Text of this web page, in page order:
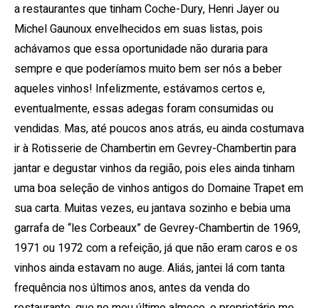
a restaurantes que tinham Coche-Dury, Henri Jayer ou
Michel Gaunoux envelhecidos em suas listas, pois
achávamos que essa oportunidade não duraria para
sempre e que poderíamos muito bem ser nós a beber
aqueles vinhos! Infelizmente, estávamos certos e,
eventualmente, essas adegas foram consumidas ou
vendidas. Mas, até poucos anos atrás, eu ainda costumava
ir à Rotisserie de Chambertin em Gevrey-Chambertin para
jantar e degustar vinhos da região, pois eles ainda tinham
uma boa seleção de vinhos antigos do Domaine Trapet em
sua carta. Muitas vezes, eu jantava sozinho e bebia uma
garrafa de “les Corbeaux” de Gevrey-Chambertin de 1969,
1971 ou 1972 com a refeição, já que não eram caros e os
vinhos ainda estavam no auge. Aliás, jantei lá com tanta
frequência nos últimos anos, antes da venda do